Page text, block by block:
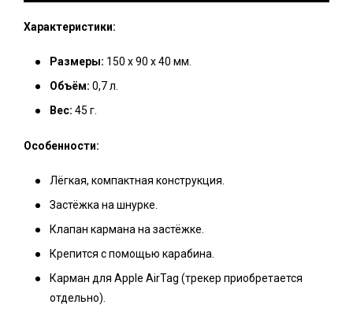
Характеристики:
Размеры: 150 х 90 х 40 мм.
Объём: 0,7 л.
Вес: 45 г.
Особенности:
Лёгкая, компактная конструкция.
Застёжка на шнурке.
Клапан кармана на застёжке.
Крепится с помощью карабина.
Карман для Apple AirTag (трекер приобретается
отдельно).